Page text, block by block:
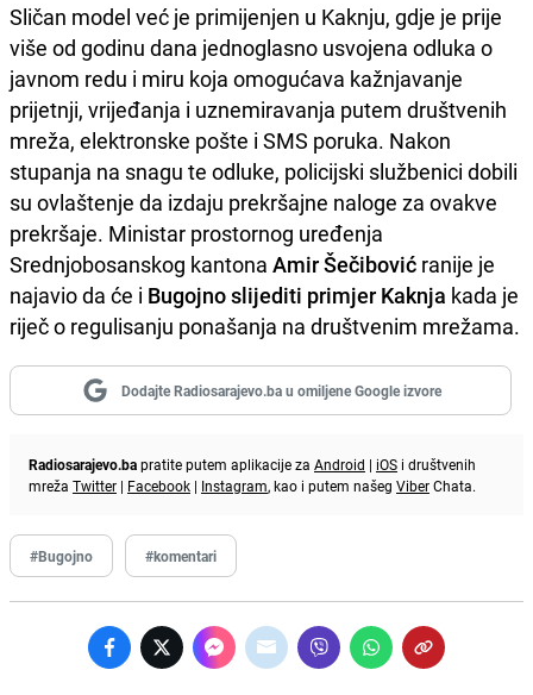
Sličan model već je primijenjen u Kaknju, gdje je prije
više od godinu dana jednoglasno usvojena odluka o
javnom redu i miru koja omogućava kažnjavanje
prijetnji, vrijeđanja i uznemiravanja putem društvenih
mreža, elektronske pošte i SMS poruka. Nakon
stupanja na snagu te odluke, policijski službenici dobili
su ovlaštenje da izdaju prekršajne naloge za ovakve
prekršaje. Ministar prostornog uređenja
Srednjobosanskog kantona Amir Šečibović ranije je
najavio da će i Bugojno slijediti primjer Kaknja kada je
riječ o regulisanju ponašanja na društvenim mrežama.
Dodajte Radiosarajevo.ba u omiljene Google izvore
Radiosarajevo.bapratite putem aplikacije za Android | iOS i društvenih
mreža Twitter | Facebook | Instagram, kao i putem našeg ViberChata.
#Bugojno #komentari